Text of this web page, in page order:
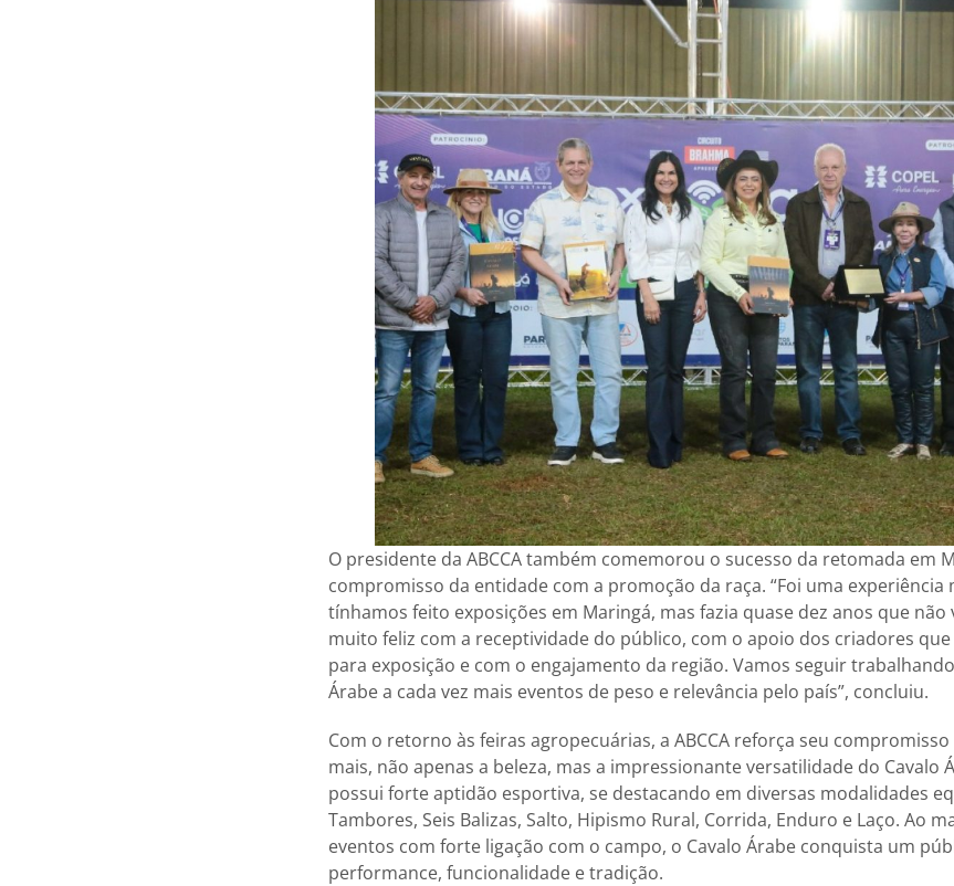
O presidente da ABCCA também comemorou o sucesso da retomada em
compromisso da entidade com a promoção da raça. “Foi uma experiência
tínhamos feito exposições em Maringá, mas fazia quase dez anos que não
muito feliz com a receptividade do público, com o apoio dos criadores
para exposição e com o engajamento da região. Vamos seguir
Árabe a cada vez mais eventos de peso e relevância pelo país”, concluiu.
Com o retorno às feiras agropecuárias, a ABCCA reforça seu
mais, não apenas a beleza, mas a impressionante versatilidade do Cavalo
possui forte aptidão esportiva, se destacando em diversas modalidades
Tambores, Seis Balizas, Salto, Hipismo Rural, Corrida, Enduro e Laço. Ao
eventos com forte ligação com o campo, o Cavalo Árabe conquista um
performance, funcionalidade e tradição.